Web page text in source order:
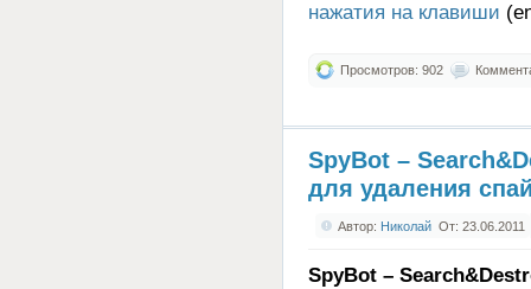
нажатия на клавиши
Просмотров: 902
SpyBot –
для удаления
Автор: Николай От: 23.06.2011
SpyBot –